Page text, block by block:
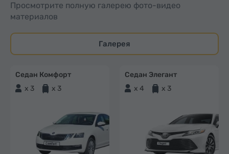
Просмотрите полную галерею фото-видео
материалов
Галерея
Седан Комфорт
x 3
x 3
Седан Элегант
x 4
x 3